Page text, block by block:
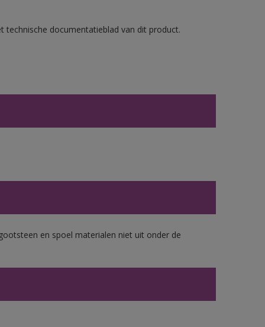
technische documentatieblad van dit product.
en spoel materialen niet uit onder de